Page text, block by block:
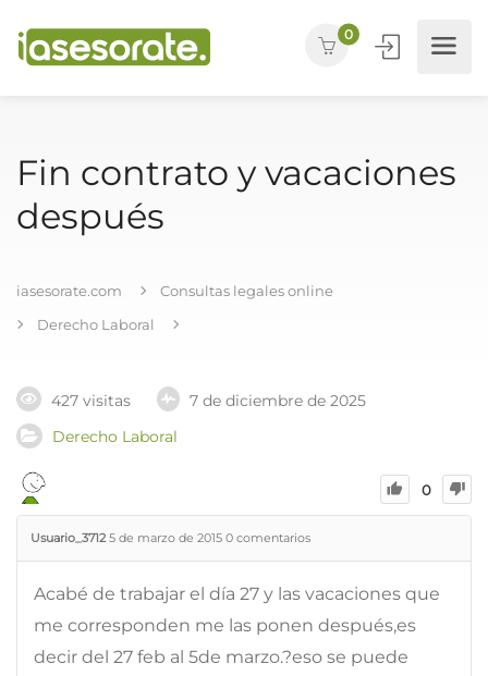
0
Fin contrato y vacaciones
después
iasesorate.com
Consultas legales online
Derecho Laboral
427 visitas
7 de diciembre de 2025
Derecho Laboral
0
Usuario_3712 5 de marzo de 2015 0 comentarios
Acabé de trabajar el día 27 y las vacaciones que
me corresponden me las ponen después,es
decir del 27 feb al 5de marzo.?eso se puede